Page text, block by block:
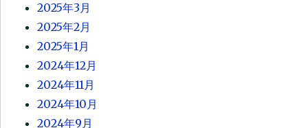
2025年3月
2025年2月
2025年1月
2024年12月
2024年11月
2024年10月
2024年9月